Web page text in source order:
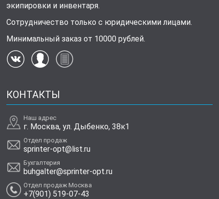
экипировки и инвентаря.
Сотрудничество только с юридическими лицами.
Минимальный заказ от 10000 рублей.
КОНТАКТЫ
Наш адрес
г. Москва, ул. Дыбенко, 38к1
Отдел продаж
sprinter-opt@list.ru
Бухгалтерия
buhgalter@sprinter-opt.ru
Отдел продаж Москва
+7(901) 519-07-43